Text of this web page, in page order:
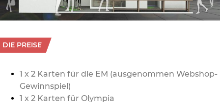
DIE PREISE
1 x 2 Karten für die EM (ausgenommen Webshop-
Gewinnspiel)
1 x 2 Karten für Olympia